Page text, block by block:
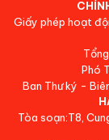
Giấy phép hoạt
Phó
Ban Thư ký -
Tòa soạn:T8,